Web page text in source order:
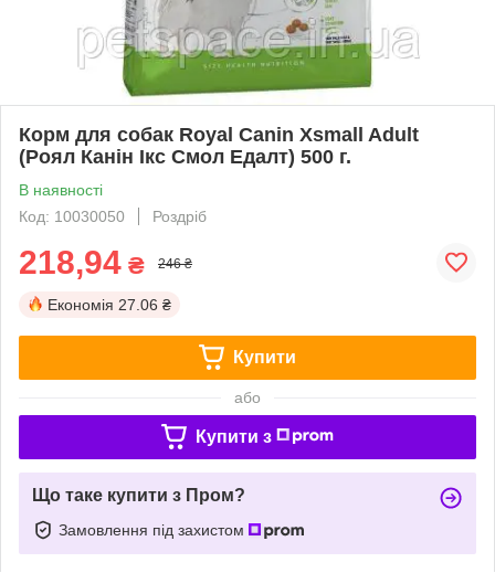
Корм для собак Royal Canin Xsmall Adult
(Роял Канін Ікс Смол Едалт) 500 г.
В наявності
Код: 10030050
Роздріб
218,94 ₴ 246 ₴
Економія 27.06 ₴
Купити
або
Купити з
Що таке купити з Пром?
Замовлення під захистом